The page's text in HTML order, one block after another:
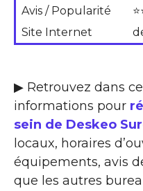
Avis / Popularité
Site Internet
▶ Retrouvez dans
informations pour
sein de Deskeo
locaux, horaires
équipements, avis
que les autres